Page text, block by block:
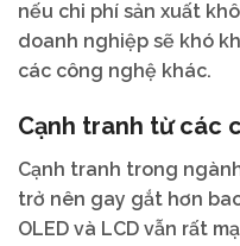
nếu chi phí sản xuất
doanh nghiệp sẽ khó
các công nghệ khác.
Cạnh tranh từ các
Cạnh tranh trong
trở nên gay gắt hơn
OLED và LCD vẫn rất